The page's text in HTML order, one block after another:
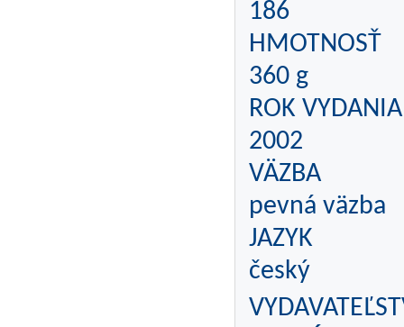
186
HMOTNOSŤ
360 g
ROK VYDANIA
2002
VÄZBA
pevná väzba
JAZYK
český